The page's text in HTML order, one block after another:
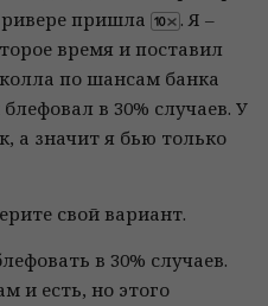
пришла
. Я –
время и поставил
колла по шансам банка
в 30% случаев. У
а значит я бью только
свой вариант.
в 30% случаев.
и есть, но этого